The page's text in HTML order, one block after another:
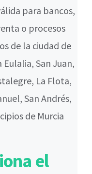
para bancos,
o procesos
de la ciudad de
San Juan,
La Flota,
San Andrés,
de Murcia
el